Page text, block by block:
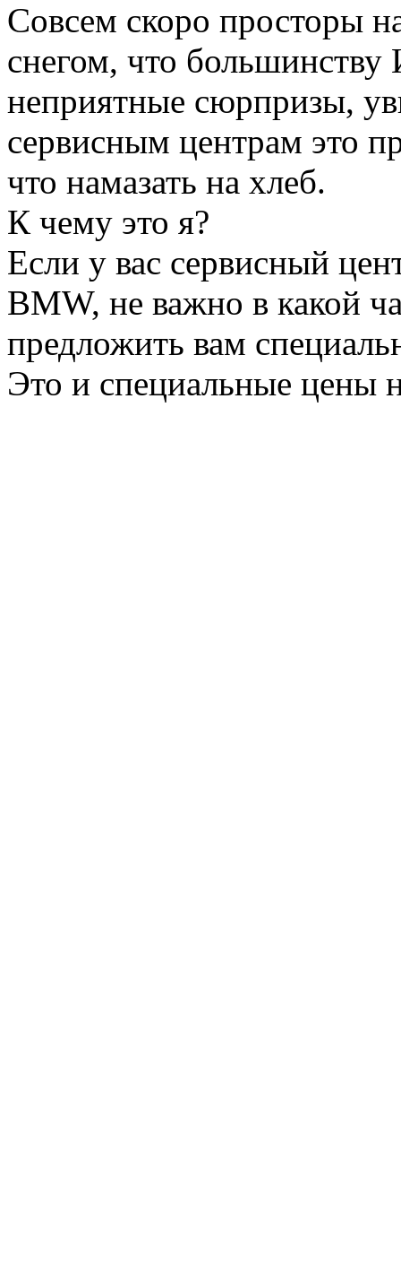
Совсем скоро просторы
снегом, что
неприятные сюрпризы,
сервисным центрам это
что намазать на хлеб.
К чему это я?
Если у вас сервисный
BMW, не важно в какой
предложить вам
Это и специальные цены